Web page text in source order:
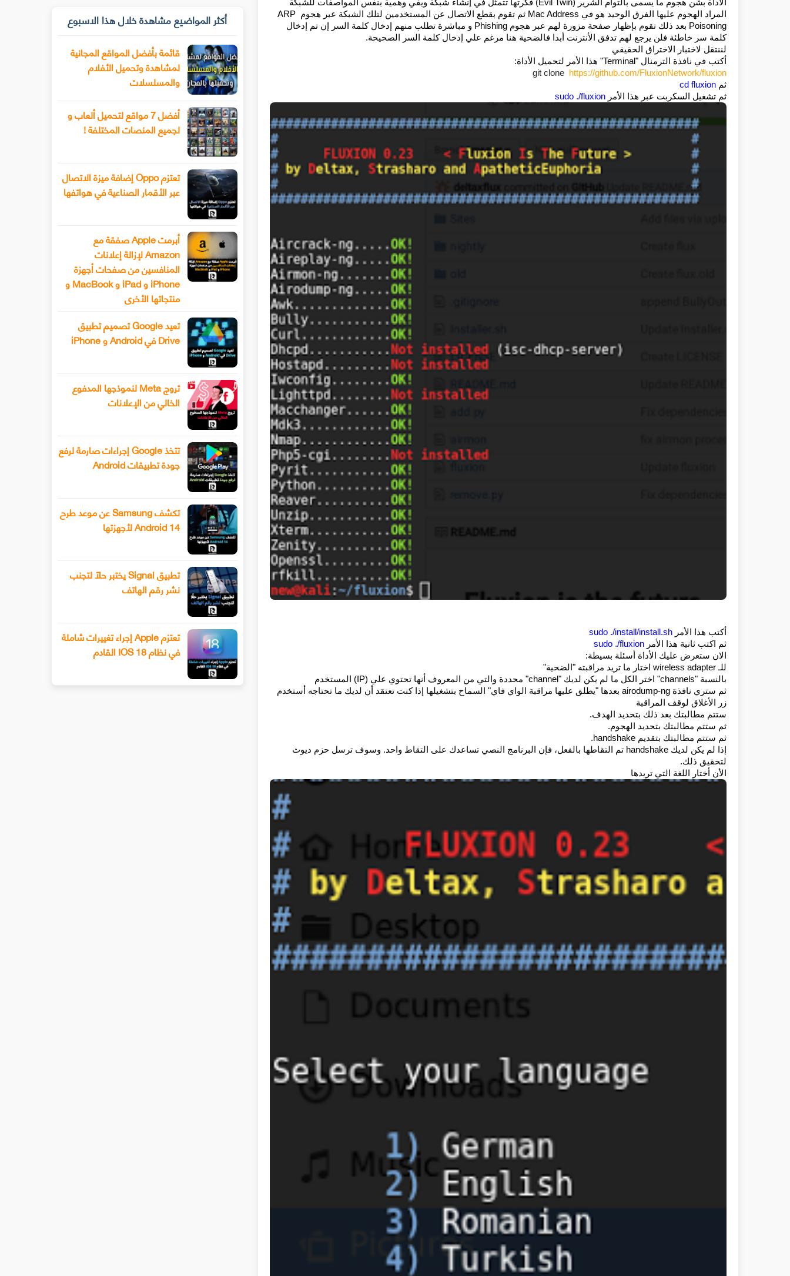
المراد الهجوم عليها الفرق الوحيد هو في Mac Address ثم تقوم بقطع الاتصال عن المستخدمين لتلك الشبكة عبر هجوم ARP
كلمة سر خاطئة فلن يرجع لهم تدفق الأنترنت أبدا فالضحية هنا مرغم علي إدخال كلمة السر الصحيحة.
لننتقل لاختبار الاختراق الحقيقي
أكتب في نافذة الترمنال "Terminal" هذا الأمر لتحميل الأداة:
git clone
https://github.com/FluxionNetwork/fluxion
ثم cd fluxion
ثم تشغيل السكربت عبر هذا الأمر sudo ./fluxion
أكتب هذا الأمر sudo ./install/install.sh
ثم اكتب ثانية هذا الأمر sudo ./fluxion
الان ستعرض عليك الأداة أسئلة بسيطة:
للـ wireless adapter اختار ما تريد مراقبته "الضحية"
بالنسبة "channels" اختر الكل ما لم يكن لديك "channel" محددة والتي من المعروف أنها تحتوي علي (IP) المستخدم
زر الأغلاق لوقف المراقبة
ستتم مطالبتك بعد ذلك بتحديد الهدف.
ثم ستتم مطالبتك بتحديد الهجوم.
ثم ستتم مطالبتك بتقديم handshake.
لتحقيق ذلك.
الأن أختار اللغة التي تريدها
أكثر المواضيع مشاهدة خلال هذا الاسبوع
قائمة بأفضل المواقع المجانية
لمشاهدة وتحميل الأفلام
والمسلسلات
أفضل 7 مواقع لتحميل ألعاب و
لجميع المنصات المختلفة !
تعتزم Oppo إضافة ميزة الاتصال
عبر الأقمار الصناعية في هواتفها
أبرمت Apple صفقة مع
Amazon لإزالة إعلانات
المنافسين من صفحات أجهزة
iPhone و iPad و MacBook و
منتجاتها الأخرى
تعيد Google تصميم تطبيق
Drive في Android و iPhone
تروج Meta لنموذجها المدفوع
الخالي من الإعلانات
تتخذ Google إجراءات صارمة لرفع
جودة تطبيقات Android
تكشف Samsung عن موعد طرح
Android 14 لأجهزتها
تطبيق Signal يختبر حلًا لتجنب
نشر رقم الهاتف
تعتزم Apple إجراء تغييرات شاملة
في نظام IOS 18 القادم